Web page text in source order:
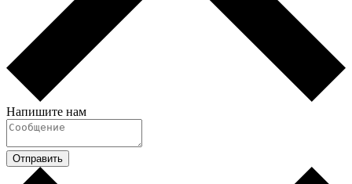
Напишите нам
Отправить